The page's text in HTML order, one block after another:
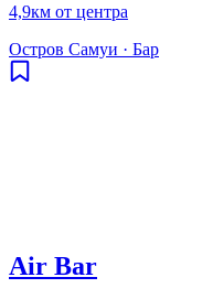
4,9км от центра
Остров Самуи · Бар
Air Bar